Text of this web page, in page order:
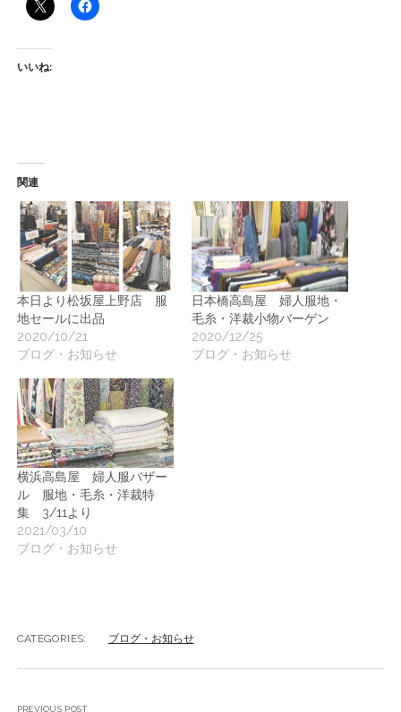
いいね:
関連
本日より松坂屋上野店 服
地セールに出品
2020/10/21
ブログ・お知らせ
日本橋高島屋 婦人服地・
毛糸・洋裁小物バーゲン
2020/12/25
ブログ・お知らせ
横浜高島屋 婦人服バザー
ル 服地・毛糸・洋裁特
集 3/11より
2021/03/10
ブログ・お知らせ
CATEGORIES: ブログ・お知らせ
PREVIOUS POST